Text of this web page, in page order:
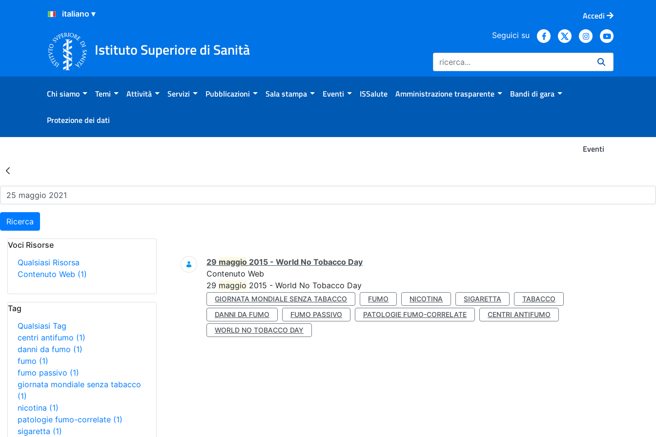
Salta al Contenuto
Salta al Footer
Accedi
Istituto Superiore di Sanità
Seguici su
Chi siamo Temi Attività Servizi Pubblicazioni Sala stampa Eventi ISSalute Amministrazione trasparente Bandi di gara
Protezione dei dati
Eventi
Risultati della Ricerca - Eventi
Ricerca
Voci Risorse
Qualsiasi Risorsa
Contenuto Web (1)
Tag
Qualsiasi Tag
centri antifumo (1)
danni da fumo (1)
fumo (1)
fumo passivo (1)
giornata mondiale senza tabacco
(1)
nicotina (1)
patologie fumo-correlate (1)
sigaretta (1)
Ricerca
29 maggio 2015 - World No Tobacco Day
Contenuto Web
29 maggio 2015 - World No Tobacco Day
GIORNATA MONDIALE SENZA TABACCO FUMO NICOTINA SIGARETTA
TABACCO
DANNI DA FUMO
FUMO PASSIVO PATOLOGIE FUMO-CORRELATE
CENTRI ANTIFUMO
WORLD NO TOBACCO DAY